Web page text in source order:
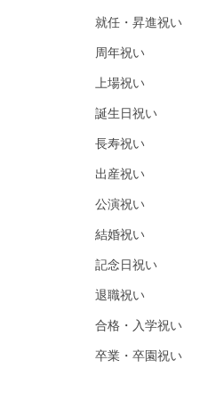
就任・昇進祝い
周年祝い
上場祝い
誕生日祝い
長寿祝い
出産祝い
公演祝い
結婚祝い
記念日祝い
退職祝い
合格・入学祝い
卒業・卒園祝い